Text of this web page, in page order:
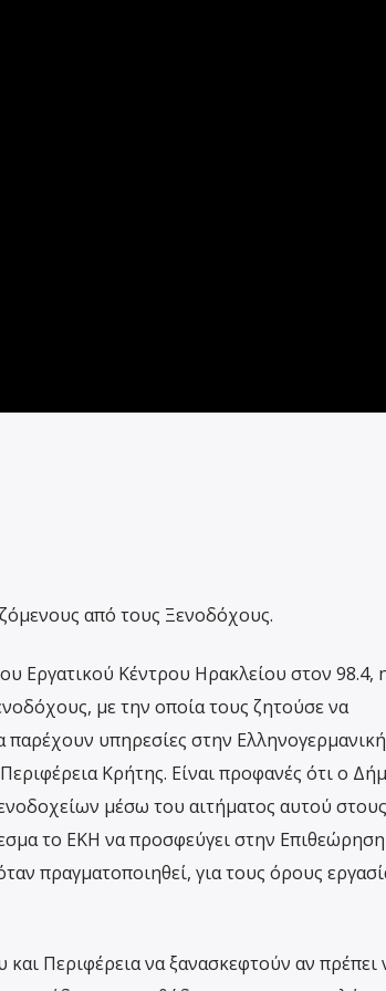
από τους Ξενοδόχους.
Εργατικού Κέντρου Ηρακλείου στον 98.4,
με την οποία τους ζητούσε να
παρέχουν υπηρεσίες στην Ελληνογερμανική
Κρήτης. Είναι προφανές ότι ο
μέσω του αιτήματος αυτού στους
το ΕΚΗ να προσφεύγει στην Επιθεώρηση
πραγματοποιηθεί, για τους όρους
Περιφέρεια να ξανασκεφτούν αν πρέπει